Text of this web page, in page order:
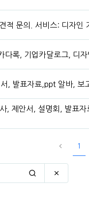
적 문의. 서비스: 디자인
다록, 기업카달로그, 디
, 발표자료,ppt 알바, 보
, 제안서, 설명회, 발표
1